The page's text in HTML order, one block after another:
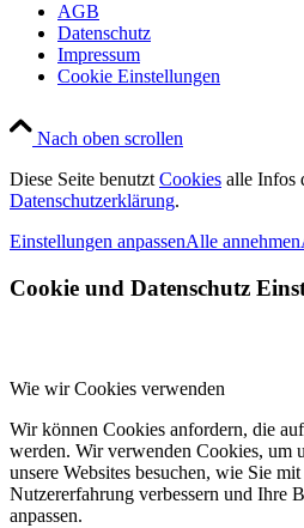
AGB
Datenschutz
Impressum
Cookie Einstellungen
Nach oben scrollen
Diese Seite benutzt Cookies alle Infos
Datenschutzerklärung.
Einstellungen anpassenAlle annehmen
Cookie und Datenschutz
Wie wir Cookies verwenden
Wir können Cookies anfordern, die
werden. Wir verwenden Cookies, um
unsere Websites besuchen, wie Sie
Nutzererfahrung verbessern und Ihre
anpassen.